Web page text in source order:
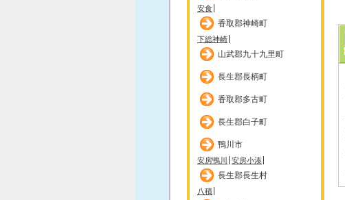
安食
香取郡神崎町
下総神崎
山武郡九十九里町
長生郡長柄町
香取郡多古町
長生郡白子町
鴨川市
安房鴨川 安房小湊
長生郡長生村
八積